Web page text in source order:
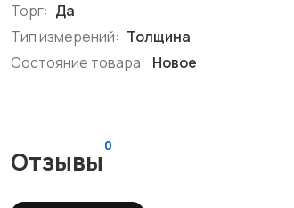
Торг: Да
Тип измерений: Толщина
Состояние товара: Новое
Отзывы
0